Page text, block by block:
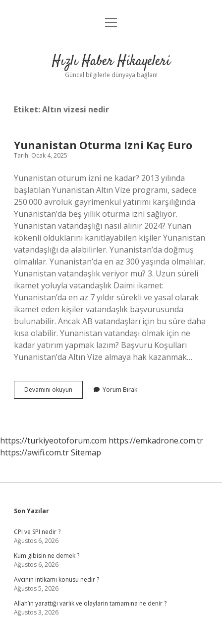
Anasayfa
Yasal Uyarı
menüyü
Hızlı Haber Hikayeleri
Güncel bilgilerle dünyaya bağlan!
Etiket:Altın vizesi nedir
Yunanistan Oturma Izni Kaç Euro
Tarih: Ocak 4, 2025
Yunanistan oturum izni ne kadar? 2013 yılında
başlatılan Yunanistan Altın Vize programı, sadece
250.000 avroluk gayrimenkul yatırımı karşılığında
Yunanistan’da beş yıllık oturma izni sağlıyor.
Yunanistan vatandaşlığı nasıl alınır 2024? Yunan
kökenli olduklarını kanıtlayabilen kişiler Yunanistan
vatandaşlığı da alabilirler. Yunanistan’da doğmuş
olmalılar. Yunanistan’da en az 300 yaşında olmalılar.
Yunanistan vatandaşlık veriyor mu? 3. Uzun süreli
ikamet yoluyla vatandaşlık Daimi ikamet:
Yunanistan’da en az 7 yıldır sürekli ve yasal olarak
ikamet eden kişiler vatandaşlık başvurusunda
bulunabilir. Ancak AB vatandaşları için bu süre daha
kısa olabilir. Yunanistan vatandaşı olmak için ne
kadar yatırım yapmak lazım? Başvuru Koşulları
Yunanistan’da Altın Vize almaya hak kazanmak…
Devamını okuyun Yunanistan
Oturma
Yorum Bırak
https://turkiyeotoforum.com https://emkadrone.com.tr
https://awifi.com.trSitemap
Sidebar
Son Yazılar
CPI ve SPI nedir ?
Ağustos 6, 2026
Kum gibisin ne demek ?
Ağustos 6, 2026
Avcının intikamı konusu nedir ?
Ağustos 5, 2026
Allah’ın yarattığı varlık ve olaylarin tamamına ne denir ?
Ağustos 3, 2026